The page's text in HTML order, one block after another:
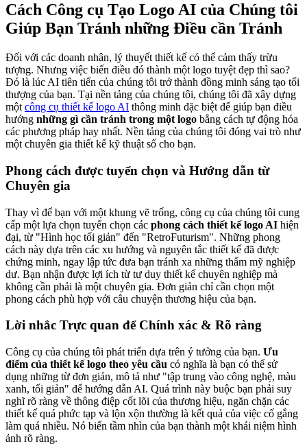
Cách Công cụ Tạo Logo AI của Chúng tôi
Giúp Bạn Tránh những Điều cần Tránh
Đối với các doanh nhân, lý thuyết thiết kế có thể cảm thấy trừu
tượng. Nhưng việc biến điều đó thành một logo tuyệt đẹp thì sao?
Đó là lúc AI tiên tiến của chúng tôi trở thành đồng minh sáng tạo tối
thượng của bạn. Tại nền tảng của chúng tôi, chúng tôi đã xây dựng
một công cụ thiết kế logo AI thông minh đặc biệt để giúp bạn điều
hướng những gì cần tránh trong một logo bằng cách tự động hóa
các phương pháp hay nhất. Nền tảng của chúng tôi đóng vai trò như
một chuyên gia thiết kế kỹ thuật số cho bạn.
Phong cách được tuyển chọn và Hướng dẫn từ
Chuyên gia
Thay vì để bạn với một khung vẽ trống, công cụ của chúng tôi cung
cấp một lựa chọn tuyển chọn các phong cách thiết kế logo AI hiện
đại, từ "Hình học tối giản" đến "RetroFuturism". Những phong
cách này dựa trên các xu hướng và nguyên tắc thiết kế đã được
chứng minh, ngay lập tức đưa bạn tránh xa những thẩm mỹ nghiệp
dư. Bạn nhận được lợi ích từ tư duy thiết kế chuyên nghiệp mà
không cần phải là một chuyên gia. Đơn giản chỉ cần chọn một
phong cách phù hợp với câu chuyện thương hiệu của bạn.
Lời nhắc Trực quan để Chính xác & Rõ ràng
Công cụ của chúng tôi phát triển dựa trên ý tưởng của bạn. Ưu
điểm của thiết kế logo theo yêu cầu có nghĩa là bạn có thể sử
dụng những từ đơn giản, mô tả như "tập trung vào công nghệ, màu
xanh, tối giản" để hướng dẫn AI. Quá trình này buộc bạn phải suy
nghĩ rõ ràng về thông điệp cốt lõi của thương hiệu, ngăn chặn các
thiết kế quá phức tạp và lộn xộn thường là kết quả của việc cố gắng
làm quá nhiều. Nó biến tầm nhìn của bạn thành một khái niệm hình
ảnh rõ ràng.